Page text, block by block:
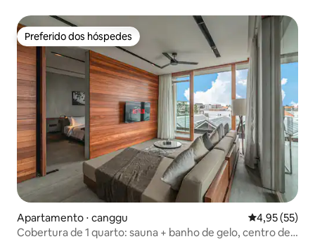
Preferido dos hóspedes
Preferido dos hóspedes
Apartamento ⋅ canggu 4,95 de uma
4,95 (55)
Cobertura de 1 quarto: sauna + banho de gelo, centro de